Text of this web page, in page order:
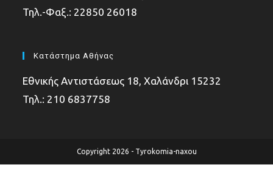
Τηλ.-Φαξ.: 22850 26018
Κατάστημα Αθήνας
Εθνικής Αντιστάσεως 18, Χαλάνδρι 15232
Τηλ.: 210 6837758
Copyright 2026 - Tyrokomia-naxou